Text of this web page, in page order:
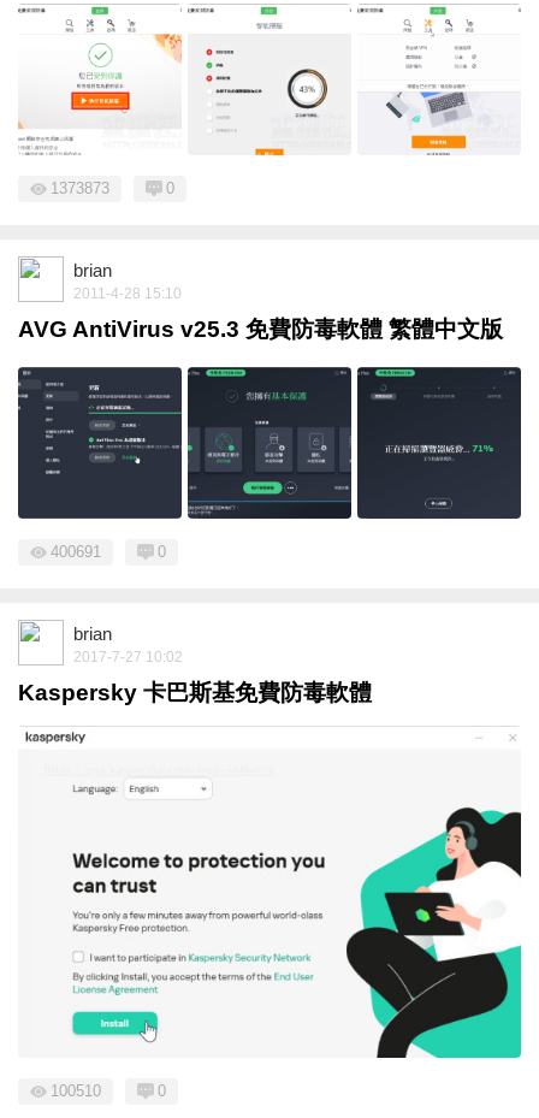
1373873 0
brian
2011-4-28 15:10
AVG AntiVirus v25.3 免費防毒軟體 繁體中文版
400691 0
brian
2017-7-27 10:02
Kaspersky 卡巴斯基免費防毒軟體
100510 0